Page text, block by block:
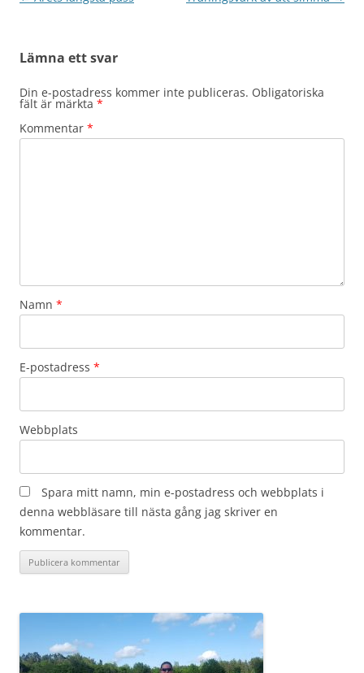
Lämna ett svar
Din e-postadress kommer inte publiceras. Obligatoriska
fält är märkta *
Kommentar *
Namn *
E-postadress *
Webbplats
Spara mitt namn, min e-postadress och webbplats i
denna webbläsare till nästa gång jag skriver en
kommentar.